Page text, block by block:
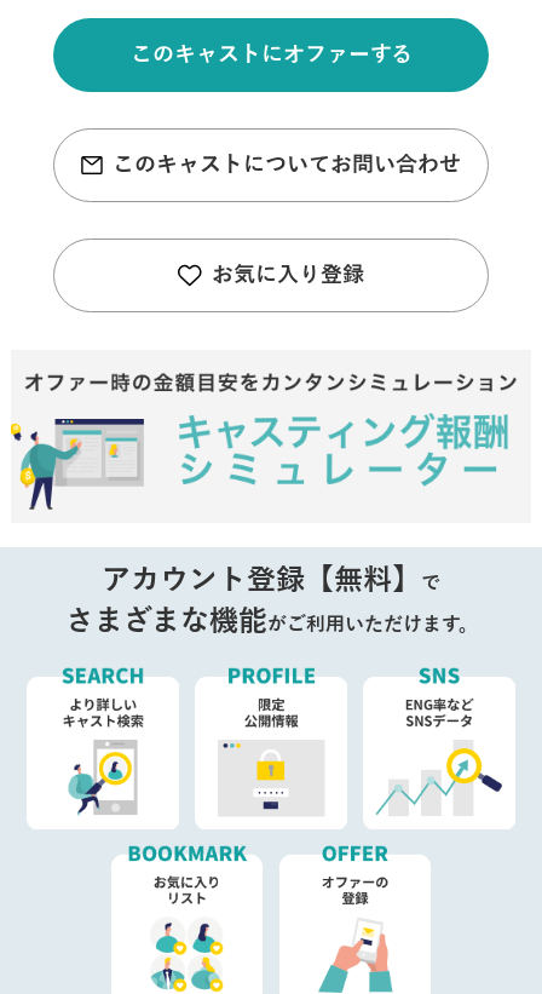
このキャストにオファーする
このキャストについてお問い合わせ
お気に入り登録
アカウント登録【無料】 で
さまざまな機能がご利用いただけます。